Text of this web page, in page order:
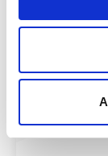
klas, en...